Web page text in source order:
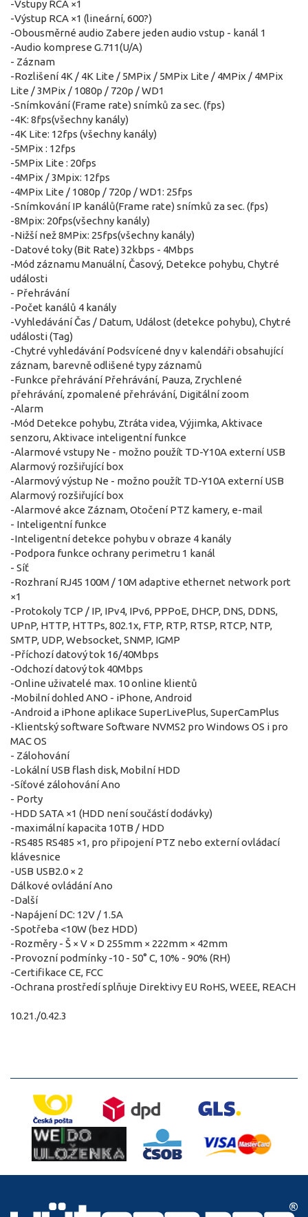
-Vstupy RCA ×1
-Výstup RCA ×1 (lineární, 600?)
-Obousměrné audio Zabere jeden audio vstup - kanál 1
-Audio komprese G.711(U/A)
- Záznam
-Rozlišení 4K / 4K Lite / 5MPix / 5MPix Lite / 4MPix / 4MPix
Lite / 3MPix / 1080p / 720p / WD1
-Snímkování (Frame rate) snímků za sec. (fps)
-4K: 8fps(všechny kanály)
-4K Lite: 12fps (všechny kanály)
-5MPix : 12fps
-5MPix Lite : 20fps
-4MPix / 3Mpix: 12fps
-4MPix Lite / 1080p / 720p / WD1: 25fps
-Snímkování IP kanálů(Frame rate) snímků za sec. (fps)
-8Mpix: 20fps(všechny kanály)
-Nižší než 8MPix: 25fps(všechny kanály)
-Datové toky (Bit Rate) 32kbps - 4Mbps
-Mód záznamu Manuální, Časový, Detekce pohybu, Chytré
události
- Přehrávání
-Počet kanálů 4 kanály
-Vyhledávání Čas / Datum, Událost (detekce pohybu), Chytré
události (Tag)
-Chytré vyhledávání Podsvícené dny v kalendáři obsahující
záznam, barevně odlišené typy záznamů
-Funkce přehrávání Přehrávání, Pauza, Zrychlené
přehrávání, zpomalené přehrávání, Digitální zoom
-Alarm
-Mód Detekce pohybu, Ztráta videa, Výjimka, Aktivace
senzoru, Aktivace inteligentní funkce
-Alarmové vstupy Ne - možno použít TD-Y10A externí USB
Alarmový rozšiřující box
-Alarmový výstup Ne - možno použít TD-Y10A externí USB
Alarmový rozšiřující box
-Alarmové akce Záznam, Otočení PTZ kamery, e-mail
- Inteligentní funkce
-Inteligentní detekce pohybu v obraze 4 kanály
-Podpora funkce ochrany perimetru 1 kanál
- Síť
-Rozhraní RJ45 100M / 10M adaptive ethernet network port
×1
-Protokoly TCP / IP, IPv4, IPv6, PPPoE, DHCP, DNS, DDNS,
UPnP, HTTP, HTTPs, 802.1x, FTP, RTP, RTSP, RTCP, NTP,
SMTP, UDP, Websocket, SNMP, IGMP
-Příchozí datový tok 16/40Mbps
-Odchozí datový tok 40Mbps
-Online uživatelé max. 10 online klientů
-Mobilní dohled ANO - iPhone, Android
-Android a iPhone aplikace SuperLivePlus, SuperCamPlus
-Klientský software Software NVMS2 pro Windows OS i pro
MAC OS
- Zálohování
-Lokální USB flash disk, Mobilní HDD
-Síťové zálohování Ano
- Porty
-HDD SATA ×1 (HDD není součástí dodávky)
-maximální kapacita 10TB / HDD
-RS485 RS485 ×1, pro připojení PTZ nebo externí ovládací
klávesnice
-USB USB2.0 × 2
Dálkové ovládání Ano
-Další
-Napájení DC: 12V / 1.5A
-Spotřeba <10W (bez HDD)
-Rozměry - Š × V × D 255mm × 222mm × 42mm
-Provozní podmínky -10 - 50° C, 10% - 90% (RH)
-Certifikace CE, FCC
-Ochrana prostředí splňuje Direktivy EU RoHS, WEEE, REACH
10.21./0.42.3